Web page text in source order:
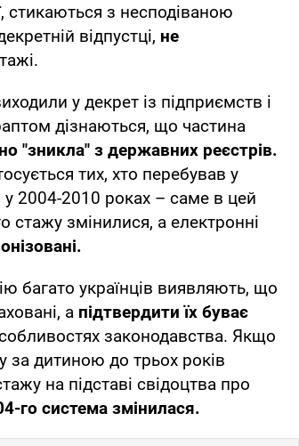
стикаються з несподіваною
відпустці, не
у декрет із підприємств і
дізнаються, що частина
"зникла" з державних реєстрів.
тих, хто перебував у
у 2004-2010 роках – саме в цей
стажу змінилися, а електронні
багато українців виявляють, що
а підтвердити їх буває
законодавства. Якщо
за дитиною до трьох років
на підставі свідоцтва про
го система змінилася.